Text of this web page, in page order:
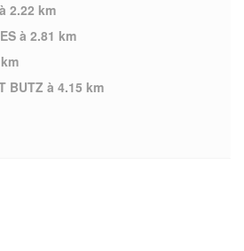
2.22 km
à 2.81 km
BUTZ à 4.15 km